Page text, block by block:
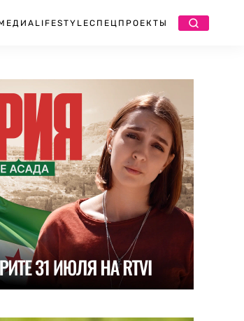
LIFESTYLEСПЕЦПРОЕКТЫ